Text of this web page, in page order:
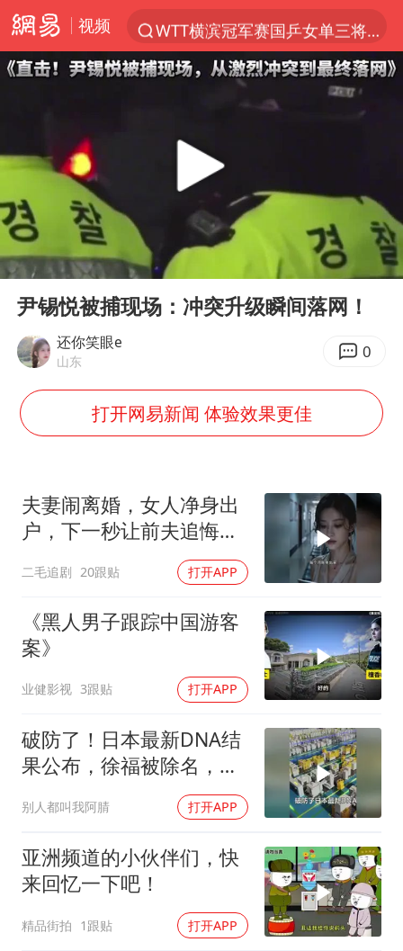
视频
光影经济撬动暑期消费新蓝海
白海豚将正面袭击贯穿浙江
黄金牛市回来了吗
酒店花洒现排泄物住客索赔遭拒
情侣在平潭拍日出时坠崖致一死一伤
购飞机票7分钟后退票被扣2022元
泰国初中生饮弹自尽前开了26枪
央视新主播李秋莹孙亚鹏亮相
36岁男演员成景区NPC后人气爆棚
宇树王兴兴被问了360多个问题
全民健身事业高质量发展
唐田赛前发布会上引用《孙子兵法》
乐享全民健身 共筑健康中国
Play
00:00 01:11
尹锡悦被捕现场：冲突升级瞬间落网！
还你笑眼e
山东 0
打开网易新闻 体验效果更佳
夫妻闹离婚，女人净身出
户，下一秒让前夫追悔莫
二毛追剧 20跟贴 打开APP
《黑人男子跟踪中国游客
案》
业健影视 3跟贴 打开APP
破防了！日本最新DNA结
果公布，徐福被除名，祖
别人都叫我阿腈 打开APP
亚洲频道的小伙伴们，快
来回忆一下吧！
精品街拍 1跟贴 打开APP